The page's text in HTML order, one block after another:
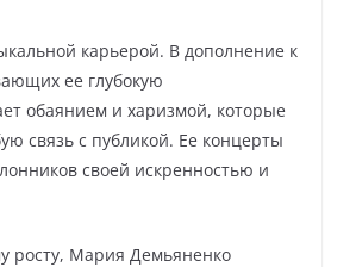
карьерой. В дополнение к
ее глубокую
обаянием и харизмой, которые
связь с публикой. Ее концерты
своей искренностью и
росту, Мария Демьяненко